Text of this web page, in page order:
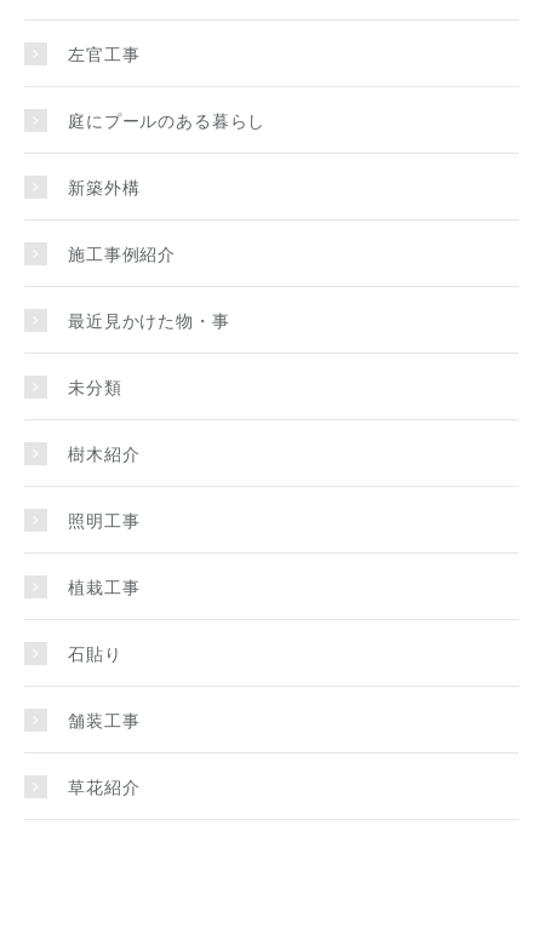
左官工事
庭にプールのある暮らし
新築外構
施工事例紹介
最近見かけた物・事
未分類
樹木紹介
照明工事
植栽工事
石貼り
舗装工事
草花紹介